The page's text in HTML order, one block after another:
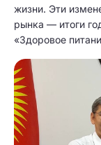
жизни. Эти
рынка — итоги
«Здоровое